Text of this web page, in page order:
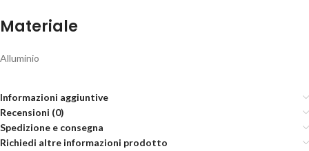
Materiale
Alluminio
Informazioni aggiuntive
Recensioni (0)
Spedizione e consegna
Richiedi altre informazioni prodotto